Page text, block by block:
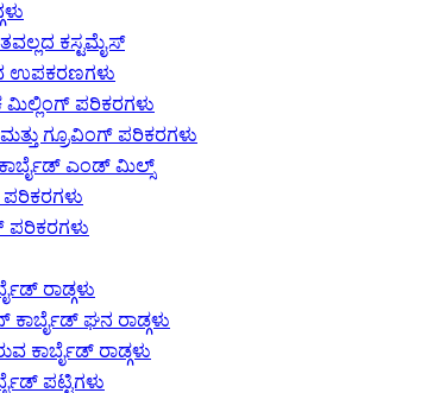
ಕಸ್ಟಮೈಸ್
ಉಪಕರಣಗಳು
ಮಿಲ್ಲಿಂಗ್ ಪರಿಕರಗಳು
ಗ್ರೂವಿಂಗ್ ಪರಿಕರಗಳು
ಎಂಡ್ ಮಿಲ್ಸ್
ಪರಿಕರಗಳು
ರಾಡ್ಗಳು
ಕಾರ್ಬೈಡ್ ಘನ ರಾಡ್ಗಳು
ಕಾರ್ಬೈಡ್ ರಾಡ್ಗಳು
ಪಟ್ಟಿಗಳು